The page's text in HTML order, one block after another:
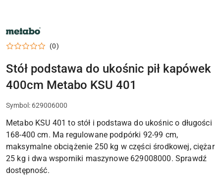
NARZĘDZIA
METABO,
ELEKTRONARZĘDZIA
I
WARSZTATU
(0)
Stół podstawa do ukośnic pił kapówek
400cm Metabo KSU 401
Symbol: 629006000
Metabo KSU 401 to stół i podstawa do ukośnic o długości
168-400 cm. Ma regulowane podpórki 92-99 cm,
maksymalne obciążenie 250 kg w części środkowej, ciężar
25 kg i dwa wsporniki maszynowe 629008000. Sprawdź
dostępność.